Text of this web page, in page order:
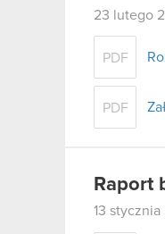
23 lutego
PDF
PDF
Raport
13 stycznia